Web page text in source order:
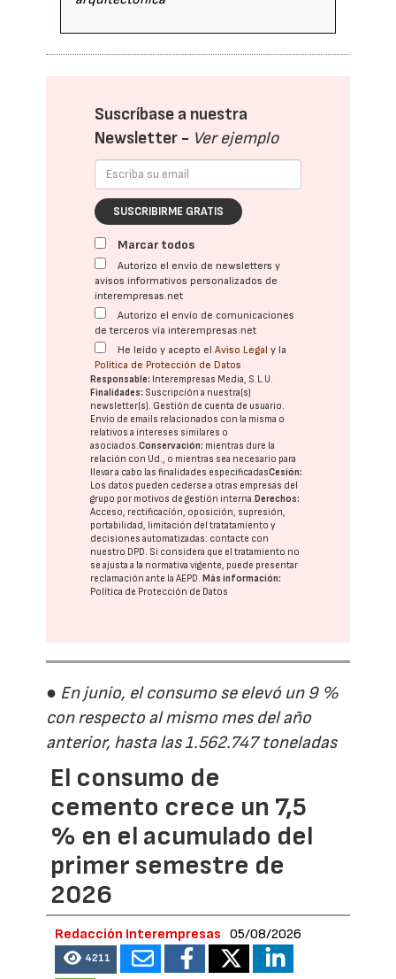
Suscríbase a nuestra
Newsletter - Ver ejemplo
SUSCRIBIRME GRATIS
Marcar todos
Autorizo el envío de newsletters y
avisos informativos personalizados de
interempresas.net
Autorizo el envío de comunicaciones
de terceros vía interempresas.net
He leído y acepto elAviso Legal y la
Política de Protección de Datos
Responsable: Interempresas Media, S.L.U.
Finalidades: Suscripción a nuestra(s)
newsletter(s). Gestión de cuenta de usuario.
Envío de emails relacionados con la misma o
relativos a intereses similares o
asociados.Conservación: mientras dure la
relación con Ud., o mientras sea necesario para
llevar a cabo las finalidades especificadasCesión:
Los datos pueden cederse a otras empresas del
grupo por motivos de gestión interna.Derechos:
Acceso, rectificación, oposición, supresión,
portabilidad, limitación del tratatamiento y
decisiones automatizadas: contacte con
nuestro DPD. Si considera que el tratamiento no
se ajusta a la normativa vigente, puede presentar
reclamación ante laAEPD.Más información:
Política de Protección de Datos
● En junio, el consumo se elevó un 9 %
con respecto al mismo mes del año
anterior, hasta las 1.562.747 toneladas
El consumo de
cemento crece un 7,5
% en el acumulado del
primer semestre de
2026
Redacción Interempresas 05/08/2026
4211